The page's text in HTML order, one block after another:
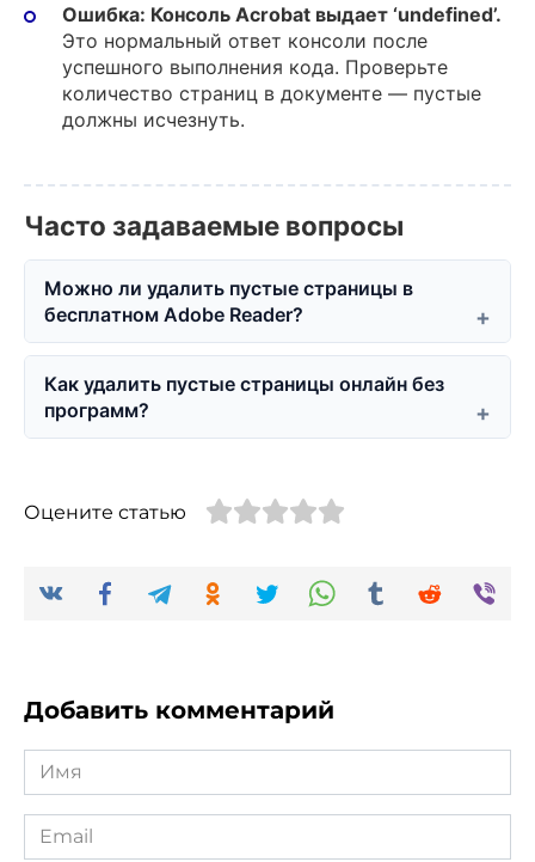
Ошибка: Консоль Acrobat выдает ‘undefined’.
Это нормальный ответ консоли после
успешного выполнения кода. Проверьте
количество страниц в документе — пустые
должны исчезнуть.
Часто задаваемые вопросы
Можно ли удалить пустые страницы в
бесплатном Adobe Reader?
Как удалить пустые страницы онлайн без
программ?
Оцените статью
Добавить комментарий
Имя
*
Email
*